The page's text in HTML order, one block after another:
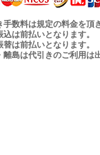
手数料は規定の料金を頂
込は前払いとなります。
替は前払いとなります。
離島は代引きのご利用は